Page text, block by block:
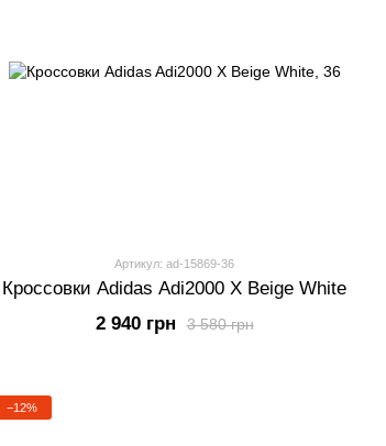
Артикул: ad-15869-36
Кроссовки Adidas Adi2000 X Beige White
3 580 грн
2 940 грн
−12%